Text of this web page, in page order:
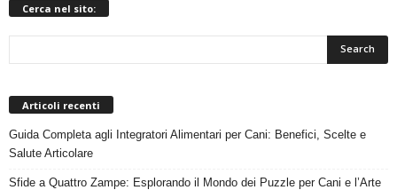
Cerca nel sito:
Articoli recenti
Guida Completa agli Integratori Alimentari per Cani: Benefici, Scelte e
Salute Articolare
Sfide a Quattro Zampe: Esplorando il Mondo dei Puzzle per Cani e l’Arte